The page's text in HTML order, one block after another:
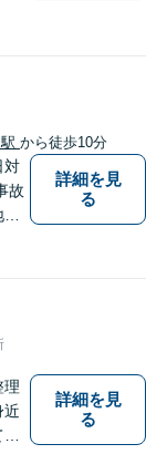
幅
から徒歩10分
対
故
詳細を見
る
理
近
詳細を見
る